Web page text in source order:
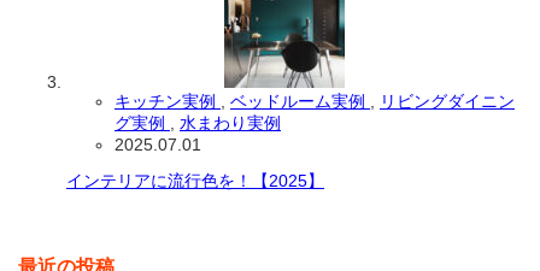
キッチン実例 , ベッドルーム実例 , リビングダイニン
グ実例 , 水まわり実例
2025.07.01
インテリアに流行色を！【2025】
最近の投稿